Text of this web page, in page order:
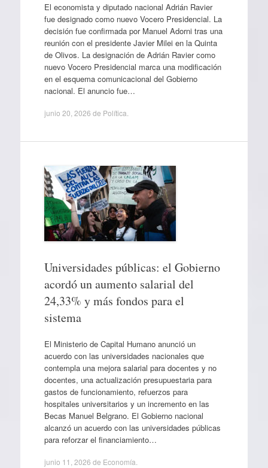
El economista y diputado nacional Adrián Ravier
fue designado como nuevo Vocero Presidencial. La
decisión fue confirmada por Manuel Adorni tras una
reunión con el presidente Javier Milei en la Quinta
de Olivos. La designación de Adrián Ravier como
nuevo Vocero Presidencial marca una modificación
en el esquema comunicacional del Gobierno
nacional. El anuncio fue…
junio 20, 2026 de Política
Universidades públicas: el Gobierno
acordó un aumento salarial del
24,33% y más fondos para el
sistema
El Ministerio de Capital Humano anunció un
acuerdo con las universidades nacionales que
contempla una mejora salarial para docentes y no
docentes, una actualización presupuestaria para
gastos de funcionamiento, refuerzos para
hospitales universitarios y un incremento en las
Becas Manuel Belgrano. El Gobierno nacional
alcanzó un acuerdo con las universidades públicas
para reforzar el financiamiento…
junio 11, 2026 de Economía